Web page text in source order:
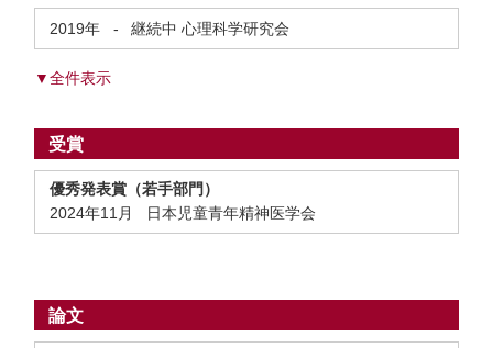
2019年 - 継続中 心理科学研究会
▼全件表示
受賞
優秀発表賞（若手部門）
2024年11月 日本児童青年精神医学会
論文